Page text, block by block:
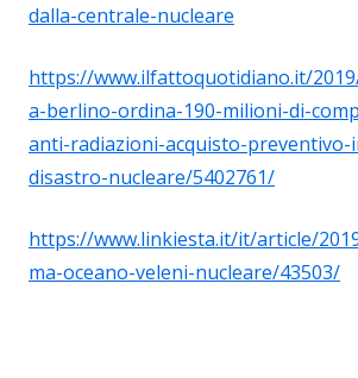
dalla-centrale-nucleare
https://www.ilfattoquotidiano.it/
a-berlino-ordina-190-milioni-di-
anti-radiazioni-acquisto-preventivo-
disastro-nucleare/5402761/
https://www.linkiesta.it/it/article/
ma-oceano-veleni-nucleare/43503/